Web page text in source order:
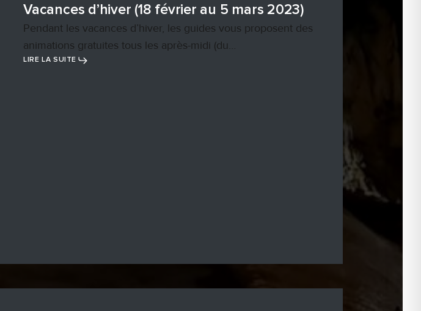
Vacances d’hiver (18 février au 5 mars 2023)
Pendant les vacances d’hiver, les guides vous proposent des
animations gratuites tous les après-midi (du…
LIRE LA SUITE